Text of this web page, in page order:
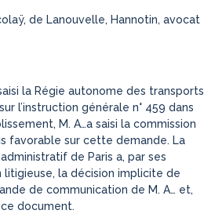
de Lanouvelle, Hannotin, avocat
la Régie autonome des transports
l’instruction générale n° 459 dans
M. A…a saisi la commission
favorable sur cette demande. La
de Paris a, par ses
litigieuse, la décision implicite de
de communication de M. A… et,
document.